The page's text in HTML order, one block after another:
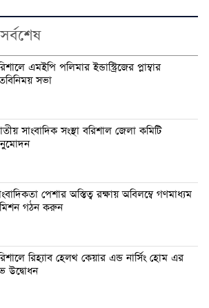
এমইপি পলিমার ইন্ডাস্ট্রিজের প্লাম্বার
সভা
সাংবাদিক সংস্থা বরিশাল জেলা কমিটি
পেশার অস্তিত্ব রক্ষায় অবিলম্বে গণমাধ্যম
গঠন করুন
রিহ্যাব হেলথ কেয়ার এন্ড নার্সিং হোম এর
উদ্বোধন